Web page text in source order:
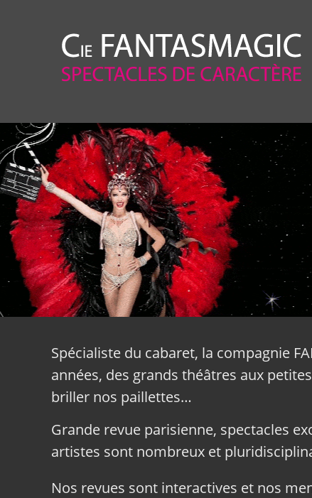
Spécialiste du cabaret, la compagnie
années, des grands théâtres aux
briller nos paillettes…
Grande revue parisienne, spectacles
artistes sont nombreux et
Nos revues sont interactives et nos